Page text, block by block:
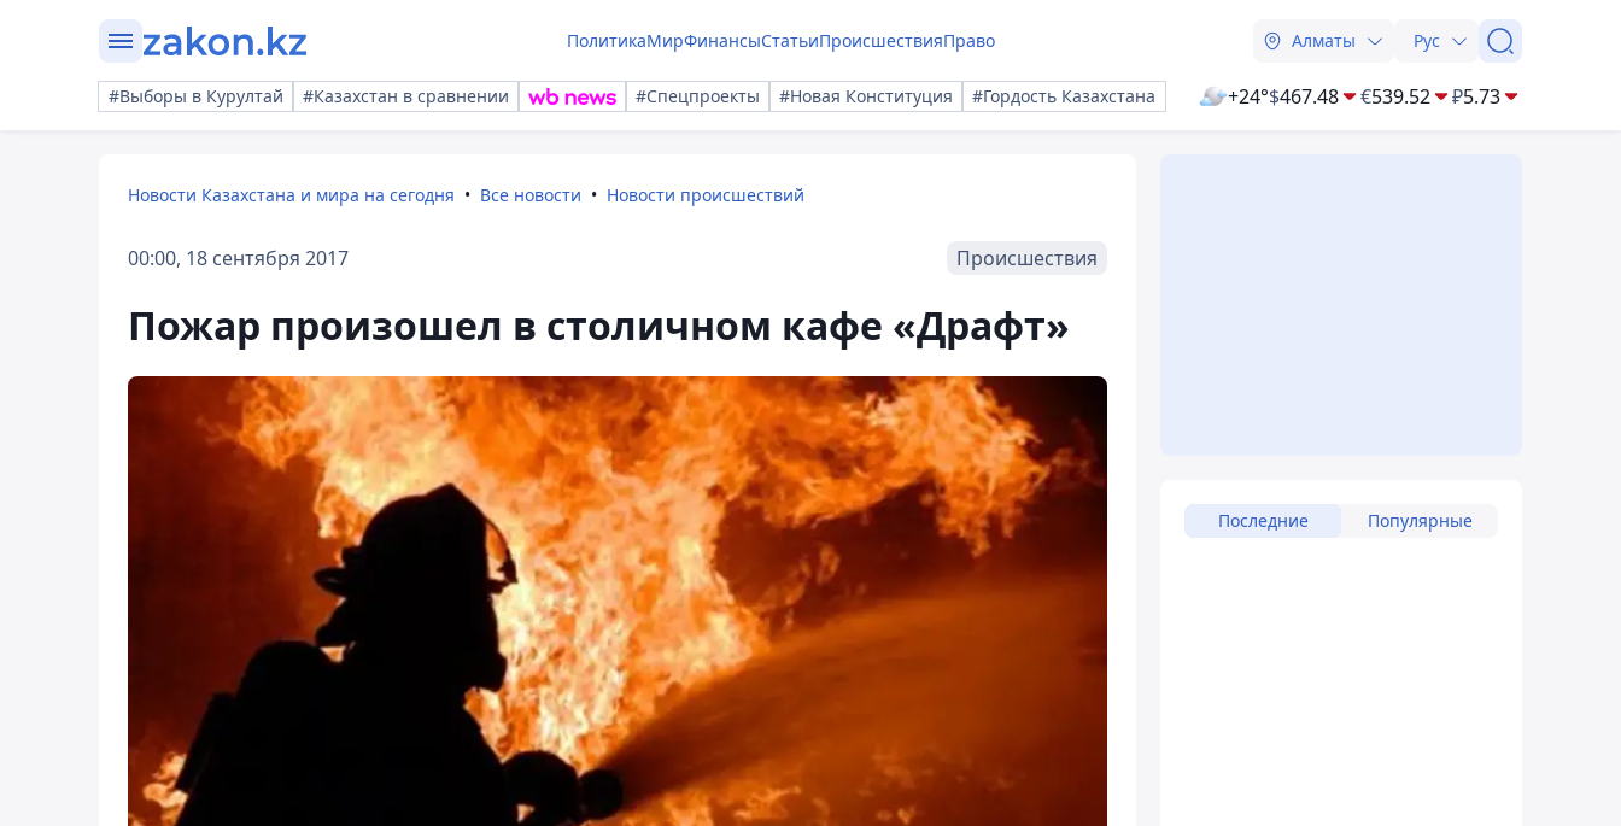
ПолитикаМирФинансыСтатьиПроисшествияПраво Алматы Рус
#Выборы в Курултай #Казахстан в сравнении #Спецпроекты #Новая Конституция #Гордость Казахстана +24°$467.48 €539.52 ₽5.73
Новости Казахстана и мира на сегодня Все новости Новости происшествий
00:00, 18 сентября 2017 Происшествия
Пожар произошел в столичном кафе «Драфт»
Последние Популярные